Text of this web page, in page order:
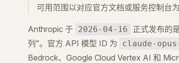
可用范围以对应官方文档或服务控制台为
Anthropic 于 2026-04-16 正式发布的
列”。官方 API 模型 ID 为
claude-
Bedrock、Google Cloud Vertex AI 和